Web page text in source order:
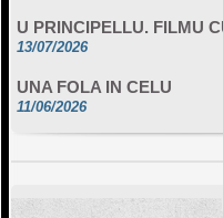
13/07/2026
11/06/2026
DA SCIMULÌ